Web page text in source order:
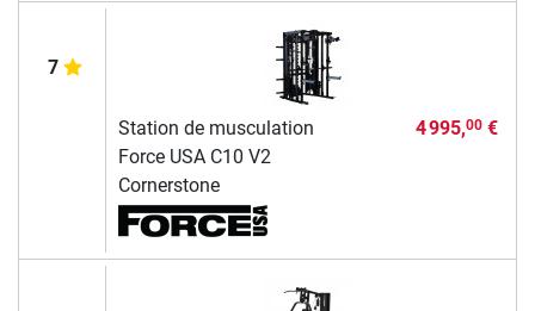
7
Station de musculation
Force USA C10 V2
Cornerstone
4 995,00€